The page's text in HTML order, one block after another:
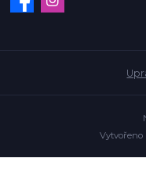
Vytvořeno